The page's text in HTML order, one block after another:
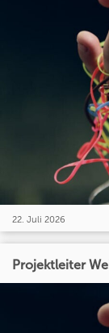
22. Juli 2026
Projektleiter